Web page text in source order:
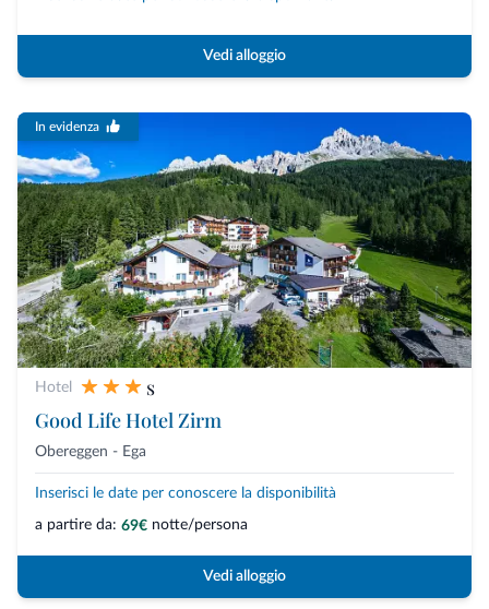
Vedi alloggio
In evidenza
Hotel
s
Good Life Hotel Zirm
Obereggen - Ega
Inserisci le date per conoscere la disponibilità
a partire da: 69€ notte/persona
Vedi alloggio